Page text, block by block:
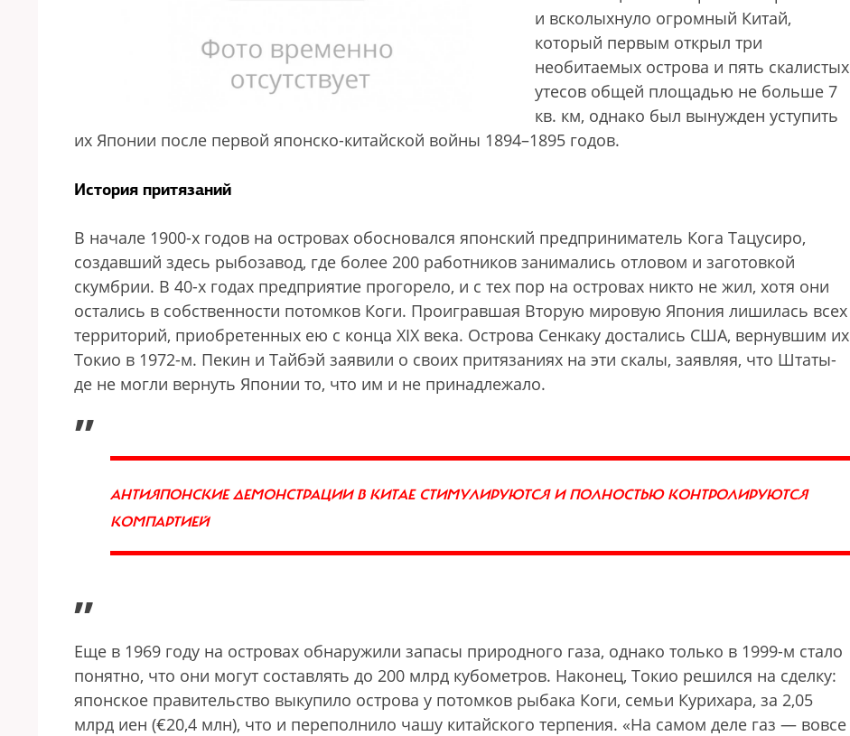
и всколыхнуло огромный Китай,
который первым открыл три
необитаемых острова и пять скалистых
утесов общей площадью не больше 7
кв. км, однако был вынужден уступить
их Японии после первой японско-китайской войны 1894–1895 годов.
История притязаний
В начале 1900-х годов на островах обосновался японский предприниматель Кога Тацусиро,
создавший здесь рыбозавод, где более 200 работников занимались отловом и заготовкой
скумбрии. В 40-х годах предприятие прогорело, и с тех пор на островах никто не жил, хотя они
остались в собственности потомков Коги. Проигравшая Вторую мировую Япония лишилась всех
территорий, приобретенных ею с конца XIX века. Острова Сенкаку достались США, вернувшим их
Токио в 1972-м. Пекин и Тайбэй заявили о своих притязаниях на эти скалы, заявляя, что Штаты-
де не могли вернуть Японии то, что им и не принадлежало.
„
АНТИЯПОНСКИЕ ДЕМОНСТРАЦИИ В КИТАЕ СТИМУЛИРУЮТСЯ И ПОЛНОСТЬЮ КОНТРОЛИРУЮТСЯ
КОМПАРТИЕЙ
”
Еще в 1969 году на островах обнаружили запасы природного газа, однако только в 1999-м стало
понятно, что они могут составлять до 200 млрд кубометров. Наконец, Токио решился на сделку:
японское правительство выкупило острова у потомков рыбака Коги, семьи Курихара, за 2,05
млрд иен (€20,4 млн), что и переполнило чашу китайского терпения. «На самом деле газ — вовсе